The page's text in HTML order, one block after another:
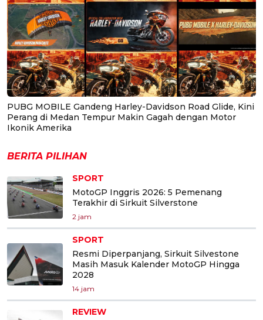
PUBG MOBILE Gandeng Harley-Davidson Road Glide, Kini
Perang di Medan Tempur Makin Gagah dengan Motor
Ikonik Amerika
BERITA PILIHAN
SPORT
MotoGP Inggris 2026: 5 Pemenang
Terakhir di Sirkuit Silverstone
2 jam
SPORT
Resmi Diperpanjang, Sirkuit Silvestone
Masih Masuk Kalender MotoGP Hingga
2028
14 jam
REVIEW